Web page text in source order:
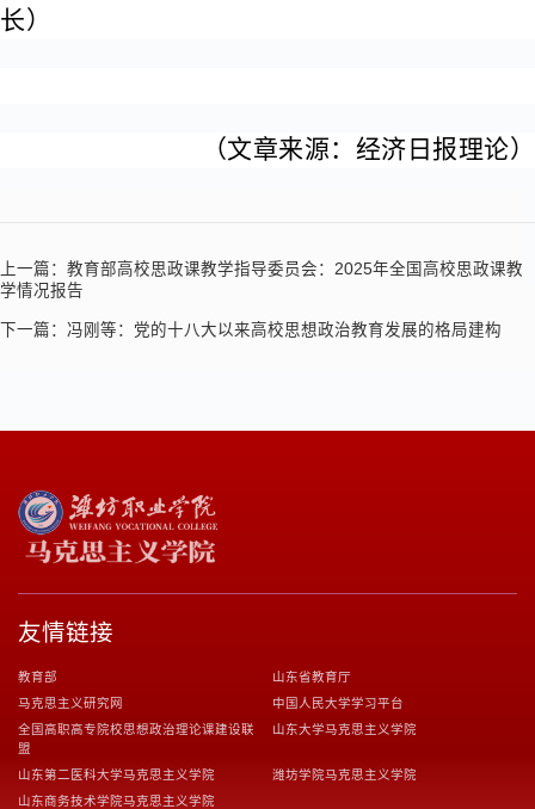
长）
（文章来源：经济日报理论）
上一篇： 教育部高校思政课教学指导委员会：2025年全国高校思政课教
学情况报告
下一篇： 冯刚等：党的十八大以来高校思想政治教育发展的格局建构
友情链接
教育部
山东省教育厅
马克思主义研究网
中国人民大学学习平台
全国高职高专院校思想政治理论课建设联
盟
山东大学马克思主义学院
山东第二医科大学马克思主义学院
潍坊学院马克思主义学院
山东商务技术学院马克思主义学院